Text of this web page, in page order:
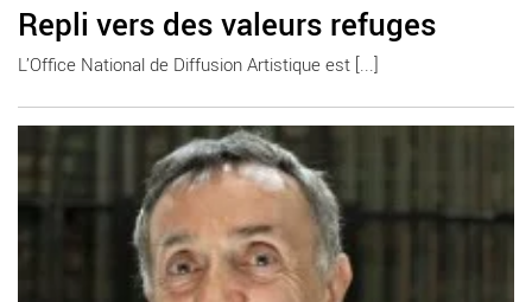
Repli vers des valeurs refuges
L’Office National de Diffusion Artistique est [...]